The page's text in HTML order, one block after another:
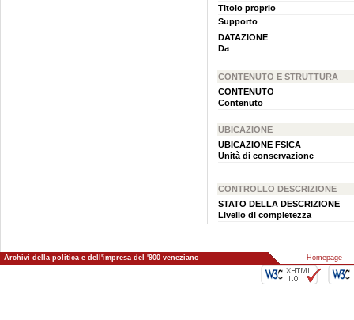
Titolo proprio
Supporto
DATAZIONE
Da
CONTENUTO E STRUTTURA
CONTENUTO
Contenuto
UBICAZIONE
UBICAZIONE FSICA
Unità di conservazione
CONTROLLO DESCRIZIONE
STATO DELLA DESCRIZIONE
Livello di completezza
Archivi della politica e dell'impresa del '900 veneziano Homepage